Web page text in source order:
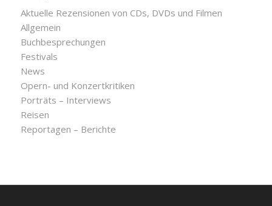
Aktuelle Rezensionen von CDs, DVDs und Filmen
Allgemein
Buchbesprechungen
Festivals
News
Opern- und Konzertkritiken
Porträts – Interviews
Reisen
Reportagen – Berichte